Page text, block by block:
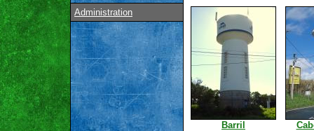
Administration
Barril